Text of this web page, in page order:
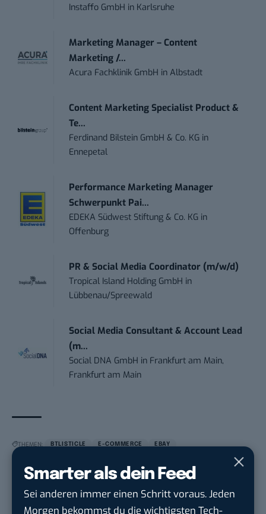
Smarter als dein Feed
Sei anderen immer einen Schritt voraus. Jeden
Morgen bekommst du die wichtigsten Tech-
Instaffo GmbH in Karlsruhe
Marketing Manager – Content
Marketing /...
Acura Fachklinik GmbH inAlbstadt
Content Marketing Specialist Product &
Te...
Ferdinand Bilstein GmbH & Co. KG in
Ennepetal
Performance Marketing Manager
Schwerpunkt Pai...
EDEKA Südwest Stiftung & Co. KG in
Offenburg
PR & Social Media Coordinator (m/w/d)
Tropical Island Holding GmbH in
Lübbenau/Spreewald
Social Media Consultant & Account Lead
(m...
Social DNA GmbH in Frankfurt am Main,
Frankfurt am Main
THEMEN: BTLISTICLE E-COMMERCE EBAY